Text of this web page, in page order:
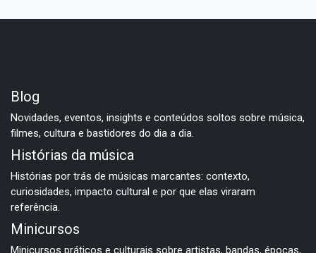
Blog
Novidades, eventos, insights e conteúdos soltos sobre música,
filmes, cultura e bastidores do dia a dia.
Histórias da música
Histórias por trás de músicas marcantes: contexto,
curiosidades, impacto cultural e por que elas viraram
referência.
Minicursos
Minicursos práticos e culturais sobre artistas, bandas, épocas,